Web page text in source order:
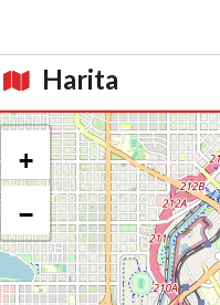
Harita
+
−